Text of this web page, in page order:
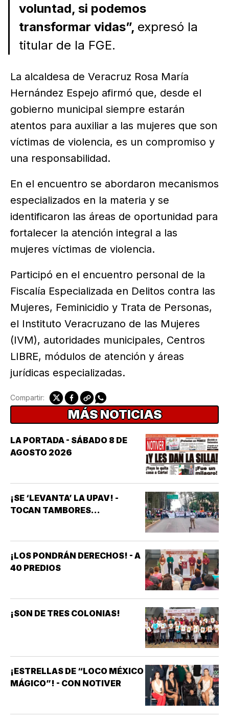
voluntad, si podemos
transformar vidas”, expresó la
titular de la FGE.
La alcaldesa de Veracruz Rosa María
Hernández Espejo afirmó que, desde el
gobierno municipal siempre estarán
atentos para auxiliar a las mujeres que son
víctimas de violencia, es un compromiso y
una responsabilidad.
En el encuentro se abordaron mecanismos
especializados en la materia y se
identificaron las áreas de oportunidad para
fortalecer la atención integral a las
mujeres víctimas de violencia.
Participó en el encuentro personal de la
Fiscalía Especializada en Delitos contra las
Mujeres, Feminicidio y Trata de Personas,
el Instituto Veracruzano de las Mujeres
(IVM), autoridades municipales, Centros
LIBRE, módulos de atención y áreas
jurídicas especializadas.
Compartir:
MÁS NOTICIAS
LA PORTADA - SÁBADO 8 DE
AGOSTO 2026
¡SE ‘LEVANTA’ LA UPAV! -
TOCAN TAMBORES...
¡LOS PONDRÁN DERECHOS! - A
40 PREDIOS
¡SON DE TRES COLONIAS!
¡ESTRELLAS DE “LOCO MÉXICO
MÁGICO”! - CON NOTIVER